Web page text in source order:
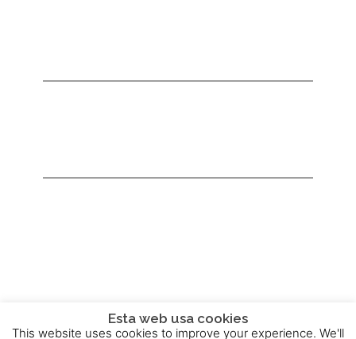
Esta web usa cookies
This website uses cookies to improve your experience. We'll